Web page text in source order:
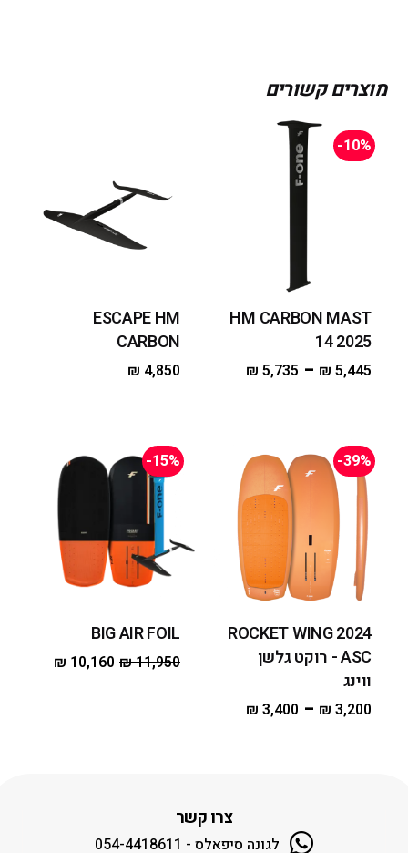
מוצרים קשורים
-10%
HM CARBON MAST
14 2025
₪ 5,445
–
₪ 5,735
ESCAPE HM
CARBON
₪ 4,850
-39%
2024 ROCKET WING
ASC - רוקט גלשן
ווינג
₪ 3,200
–
₪ 3,400
-15%
BIG AIR FOIL
₪11,950
₪ 10,160
צרו קשר
לגונה סיפאלס - 054-4418611